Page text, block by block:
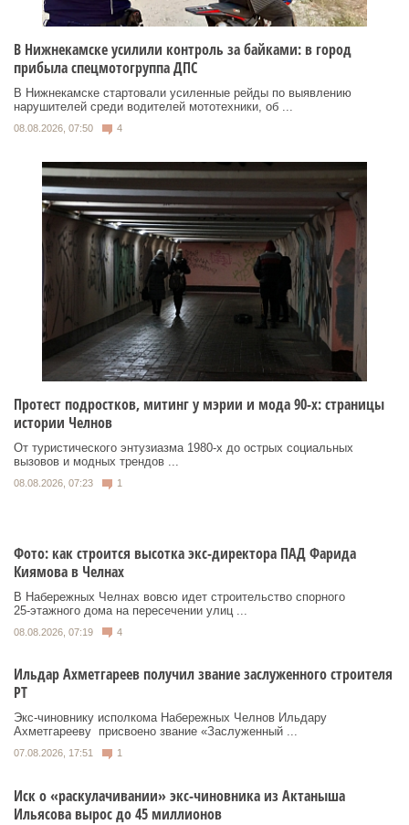
В Нижнекамске усилили контроль за байками: в город
прибыла спецмотогруппа ДПС
В Нижнекамске стартовали усиленные рейды по выявлению
нарушителей среди водителей мототехники, об ...
08.08.2026, 07:50 4
Протест подростков, митинг у мэрии и мода 90-х: страницы
истории Челнов
От туристического энтузиазма 1980‑х до острых социальных
вызовов и модных трендов ...
08.08.2026, 07:23 1
Фото: как строится высотка экс-директора ПАД Фарида
Киямова в Челнах
В Набережных Челнах вовсю идет строительство спорного
25‑этажного дома на пересечении улиц ...
08.08.2026, 07:19 4
Ильдар Ахметгареев получил звание заслуженного строителя
РТ
Экс‑чиновнику исполкома Набережных Челнов Ильдару
Ахметгарееву присвоено звание «Заслуженный ...
07.08.2026, 17:51 1
Иск о «раскулачивании» экс-чиновника из Актаныша
Ильясова вырос до 45 миллионов